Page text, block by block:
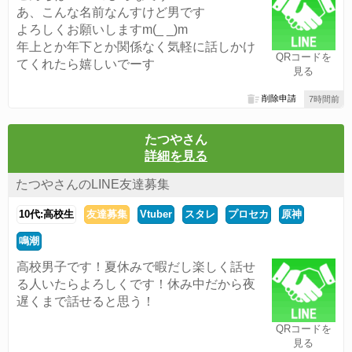
QRコードを
見る
あ、こんな名前なんすけど男です
よろしくお願いしますm(_ _)m
年上とか年下とか関係なく気軽に話しかけ
てくれたら嬉しいでーす
7時間前
削除申請
たつやさん
詳細を見る
たつやさんのLINE友達募集
10代:高校生 友達募集 Vtuber スタレ プロセカ 原神
鳴潮
QRコードを
見る
高校男子です！夏休みで暇だし楽しく話せ
る人いたらよろしくです！休み中だから夜
遅くまで話せると思う！